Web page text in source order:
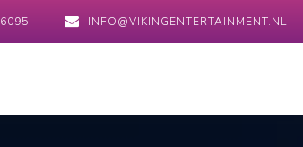
INFO@VIKINGENTERTAINMENT.NL